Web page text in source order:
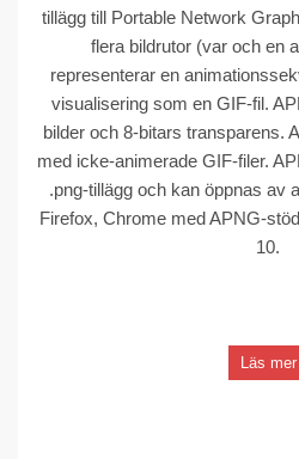
tillägg till Portable Network
flera bildrutor (var och en
representerar en
visualisering som en GIF-fil.
bilder och 8-bitars transparens.
med icke-animerade GIF-filer.
.png-tillägg och kan öppnas av
Firefox, Chrome med APNG-
10.
Läs mer